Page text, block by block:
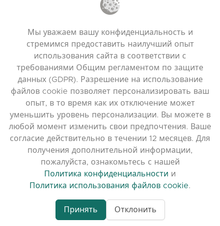
Часто задаваемые вопросы
Политика конфиденциальности
Политика использования файлов cookie
Условия использования
Примечания к выпуску
www.quora.com/
Agent-7/Maximizing-
© 2026 clasora.com platform | Все права
защищены | Developed byC9 Group
Мы уважаем вашу конфиденциальность и
стремимся предоставить наилучший опыт
использования сайта в соответствии с
требованиями Общим регламентом по защите
данных (GDPR). Разрешение на использование
файлов cookie позволяет персонализировать ваш
опыт, в то время как их отключение может
уменьшить уровень персонализации. Вы можете в
любой момент изменить свои предпочтения. Ваше
согласие действительно в течении 12 месяцев. Для
получения дополнительной информации,
пожалуйста, ознакомьтесь с нашей
Политика конфиденциальности и
Политика использования файлов cookie.
Принять Отклонить